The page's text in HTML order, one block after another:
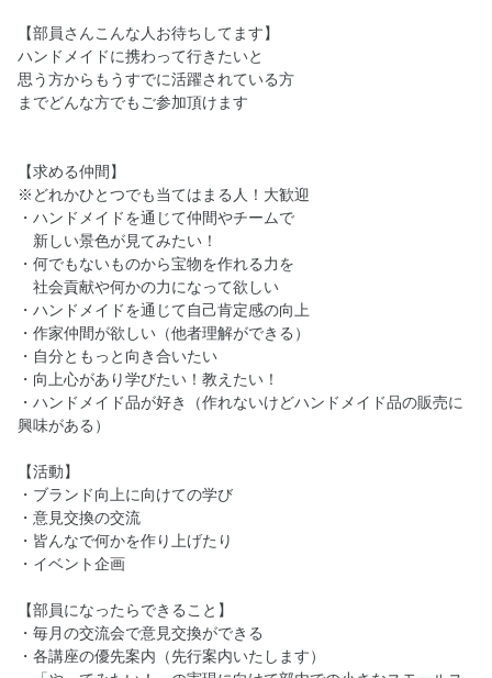
【部員さんこんな人お待ちしてます】
ハンドメイドに携わって行きたいと
思う方からもうすでに活躍されている方
までどんな方でもご参加頂けます
【求める仲間】
※どれかひとつでも当てはまる人！大歓迎
・ハンドメイドを通じて仲間やチームで
新しい景色が見てみたい！
・何でもないものから宝物を作れる力を
社会貢献や何かの力になって欲しい
・ハンドメイドを通じて自己肯定感の向上
・作家仲間が欲しい（他者理解ができる）
・自分ともっと向き合いたい
・向上心があり学びたい！教えたい！
・ハンドメイド品が好き（作れないけどハンドメイド品の販売に
興味がある）
【活動】
・ブランド向上に向けての学び
・意見交換の交流
・皆んなで何かを作り上げたり
・イベント企画
【部員になったらできること】
・毎月の交流会で意見交換ができる
・各講座の優先案内（先行案内いたします）